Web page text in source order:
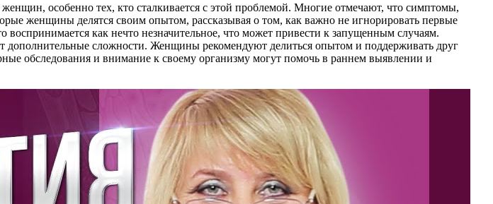
особенно тех, кто сталкивается с этой проблемой. Многие отмечают, что симптомы,
женщины делятся своим опытом, рассказывая о том, как важно не игнорировать первые
воспринимается как нечто незначительное, что может привести к запущенным случаям.
дополнительные сложности. Женщины рекомендуют делиться опытом и поддерживать друг
обследования и внимание к своему организму могут помочь в раннем выявлении и